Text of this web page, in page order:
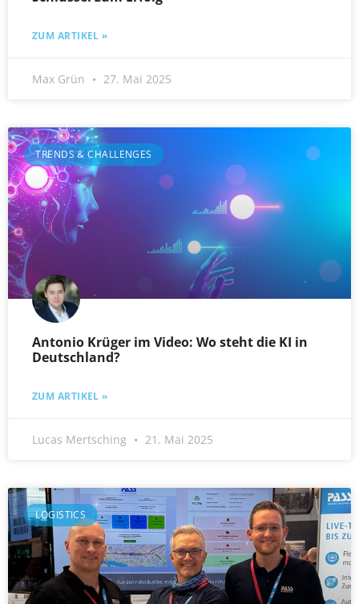
ZUM ARTIKEL »
Max Grün 27. Mai 2025
TRENDS & CHALLENGES
Antonio Krüger im Video: Wo steht die KI in
Deutschland?
ZUM ARTIKEL »
Lucas Mertsching 21. Mai 2025
LOGISTICS